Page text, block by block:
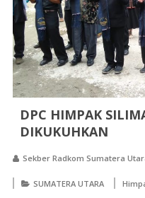
DPC HIMPAK
DIKUKUHKAN
Sekber Radkom Sumatera
SUMATERA UTARA